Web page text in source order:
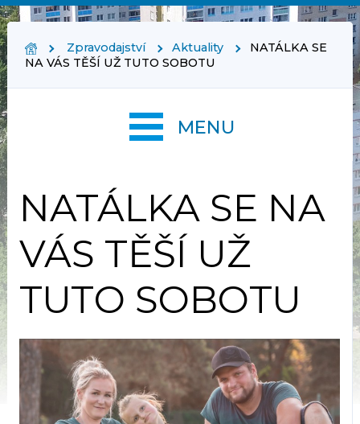
Zpravodajství Aktuality
NATÁLKA SE
NA VÁS TĚŠÍ UŽ TUTO SOBOTU
NATÁLKA SE NA
VÁS TĚŠÍ UŽ
TUTO SOBOTU
MENU